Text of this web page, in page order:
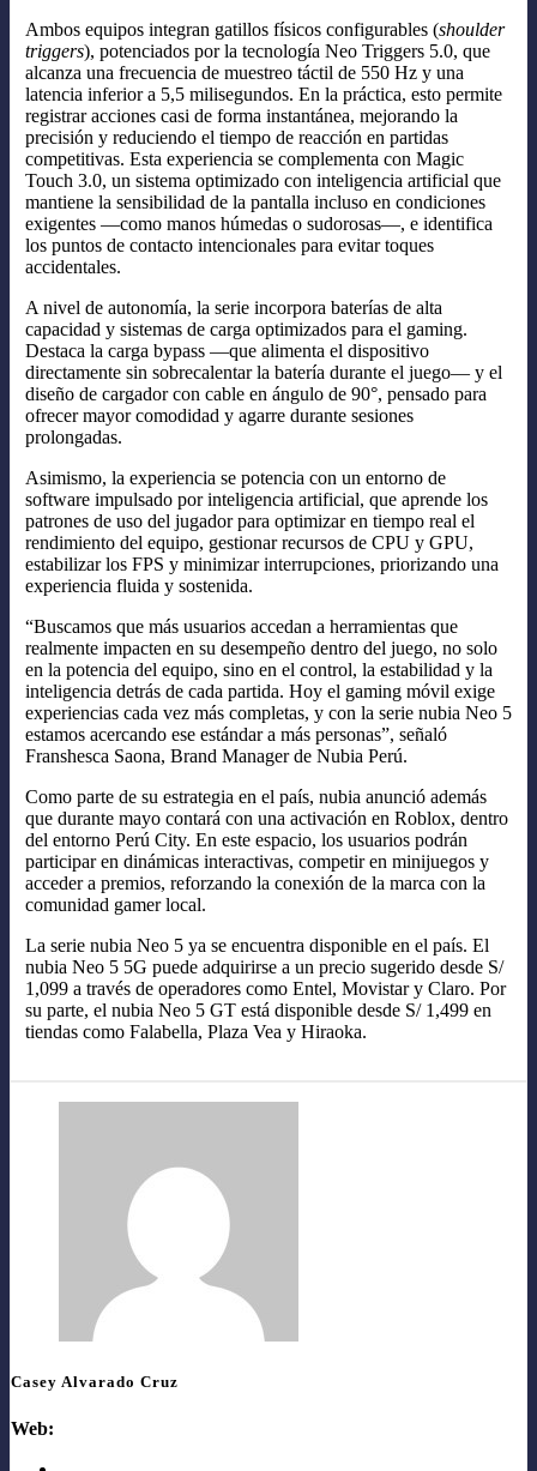
Ambos equipos integran gatillos físicos configurables (shoulder
triggers), potenciados por la tecnología Neo Triggers 5.0, que
alcanza una frecuencia de muestreo táctil de 550 Hz y una
latencia inferior a 5,5 milisegundos. En la práctica, esto permite
registrar acciones casi de forma instantánea, mejorando la
precisión y reduciendo el tiempo de reacción en partidas
competitivas. Esta experiencia se complementa con Magic
Touch 3.0, un sistema optimizado con inteligencia artificial que
mantiene la sensibilidad de la pantalla incluso en condiciones
exigentes —como manos húmedas o sudorosas—, e identifica
los puntos de contacto intencionales para evitar toques
accidentales.
A nivel de autonomía, la serie incorpora baterías de alta
capacidad y sistemas de carga optimizados para el gaming.
Destaca la carga bypass —que alimenta el dispositivo
directamente sin sobrecalentar la batería durante el juego— y el
diseño de cargador con cable en ángulo de 90°, pensado para
ofrecer mayor comodidad y agarre durante sesiones
prolongadas.
Asimismo, la experiencia se potencia con un entorno de
software impulsado por inteligencia artificial, que aprende los
patrones de uso del jugador para optimizar en tiempo real el
rendimiento del equipo, gestionar recursos de CPU y GPU,
estabilizar los FPS y minimizar interrupciones, priorizando una
experiencia fluida y sostenida.
“Buscamos que más usuarios accedan a herramientas que
realmente impacten en su desempeño dentro del juego, no solo
en la potencia del equipo, sino en el control, la estabilidad y la
inteligencia detrás de cada partida. Hoy el gaming móvil exige
experiencias cada vez más completas, y con la serie nubia Neo 5
estamos acercando ese estándar a más personas”, señaló
Franshesca Saona, Brand Manager de Nubia Perú.
Como parte de su estrategia en el país, nubia anunció además
que durante mayo contará con una activación en Roblox, dentro
del entorno Perú City. En este espacio, los usuarios podrán
participar en dinámicas interactivas, competir en minijuegos y
acceder a premios, reforzando la conexión de la marca con la
comunidad gamer local.
La serie nubia Neo 5 ya se encuentra disponible en el país. El
nubia Neo 5 5G puede adquirirse a un precio sugerido desde S/
1,099 a través de operadores como Entel, Movistar y Claro. Por
su parte, el nubia Neo 5 GT está disponible desde S/ 1,499 en
tiendas como Falabella, Plaza Vea y Hiraoka.
Casey Alvarado Cruz
Web: